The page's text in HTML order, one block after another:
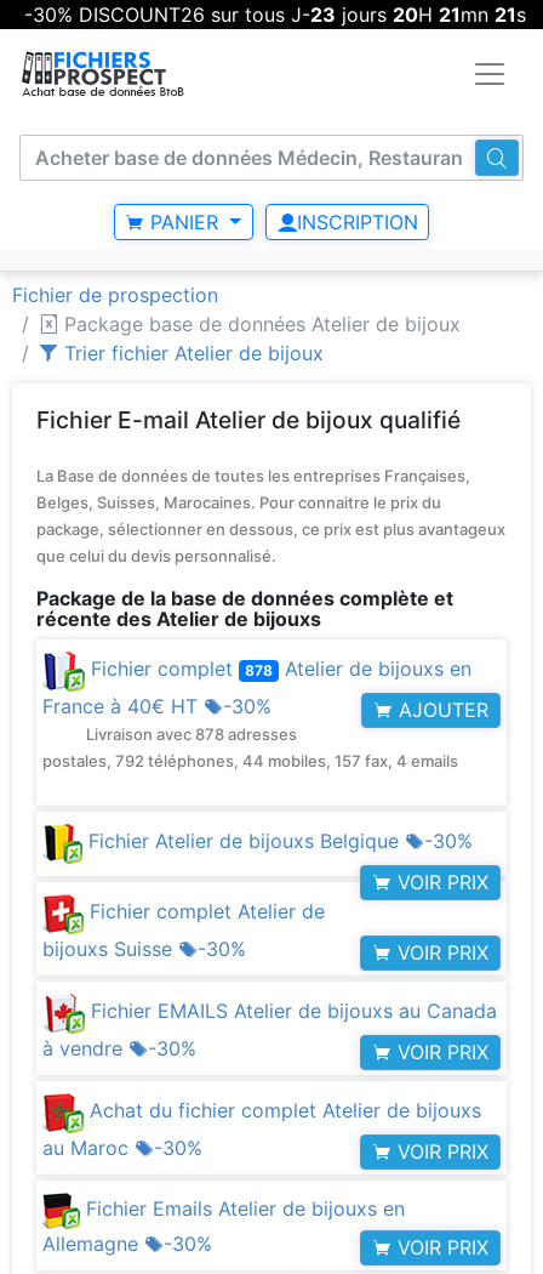
-30% DISCOUNT26 sur tous J-23jours 20H 21mn 20s
PANIER INSCRIPTION
Fichier de prospection
Package base de données Atelier de bijoux
Trier fichier Atelier de bijoux
Fichier E-mail Atelier de bijoux qualifié
La Base de données de toutes les entreprises Françaises,
Belges, Suisses, Marocaines. Pour connaitre le prix du
package, sélectionner en dessous, ce prix est plus avantageux
que celui du devis personnalisé.
Package de la base de données complète et
récente des Atelier de bijouxs
Fichier complet 878 Atelier de bijouxs en
France à 40€ HT -30% AJOUTER
Livraison avec 878 adresses
postales, 792 téléphones, 44 mobiles, 157 fax, 4 emails
Fichier Atelier de bijouxs Belgique
-30%
VOIR PRIX
Fichier complet Atelier de
bijouxs Suisse
-30% VOIR PRIX
Fichier EMAILS Atelier de bijouxs au Canada
à vendre
-30% VOIR PRIX
Achat du fichier complet Atelier de bijouxs
au Maroc
-30% VOIR PRIX
Fichier Emails Atelier de bijouxs en
Allemagne
-30% VOIR PRIX